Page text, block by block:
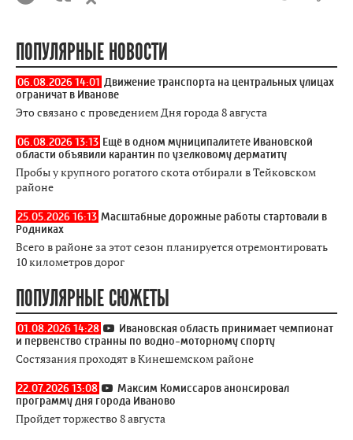
ПОПУЛЯРНЫЕ НОВОСТИ
06.08.2026 14:01 Движение транспорта на центральных улицах
ограничат в Иванове
Это связано с проведением Дня города 8 августа
06.08.2026 13:13 Ещё в одном муниципалитете Ивановской
области объявили карантин по узелковому дерматиту
Пробы у крупного рогатого скота отбирали в Тейковском
районе
25.05.2026 16:13 Масштабные дорожные работы стартовали в
Родниках
Всего в районе за этот сезон планируется отремонтировать
10 километров дорог
ПОПУЛЯРНЫЕ СЮЖЕТЫ
01.08.2026 14:28
Ивановская область принимает чемпионат
и первенство странны по водно-моторному спорту
Состязания проходят в Кинешемском районе
22.07.2026 13:08
Максим Комиссаров анонсировал
программу дня города Иваново
Пройдет торжество 8 августа